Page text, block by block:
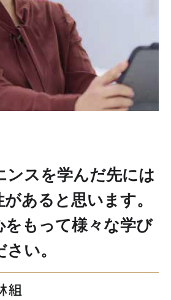
ンスを学んだ先には
あると思います。
をもって様々な学び
い。
組